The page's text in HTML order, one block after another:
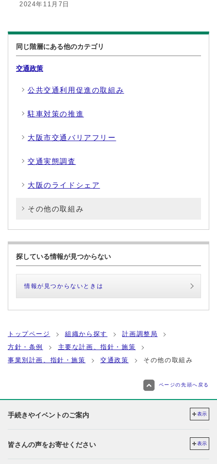
2024年11月7日
同じ階層にある他のカテゴリ
交通政策
公共交通利用促進の取組み
駐車対策の推進
大阪市交通バリアフリー
交通実態調査
大阪のライドシェア
その他の取組み
探している情報が見つからない
情報が見つからないときは
トップページ 組織から探す
計画調整局
方針・条例
主要な計画、指針・施策
事業別計画、指針・施策
交通政策 その他の取組み
ページの先頭へ戻る
手続きやイベントのご案内 表示
皆さんの声をお寄せください 表示